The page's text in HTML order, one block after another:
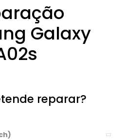
Galaxy
reparar?